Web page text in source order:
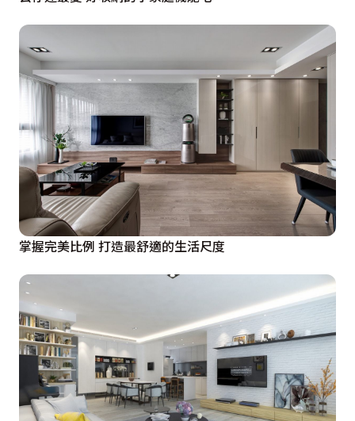
掌握完美比例 打造最舒適的生活尺度